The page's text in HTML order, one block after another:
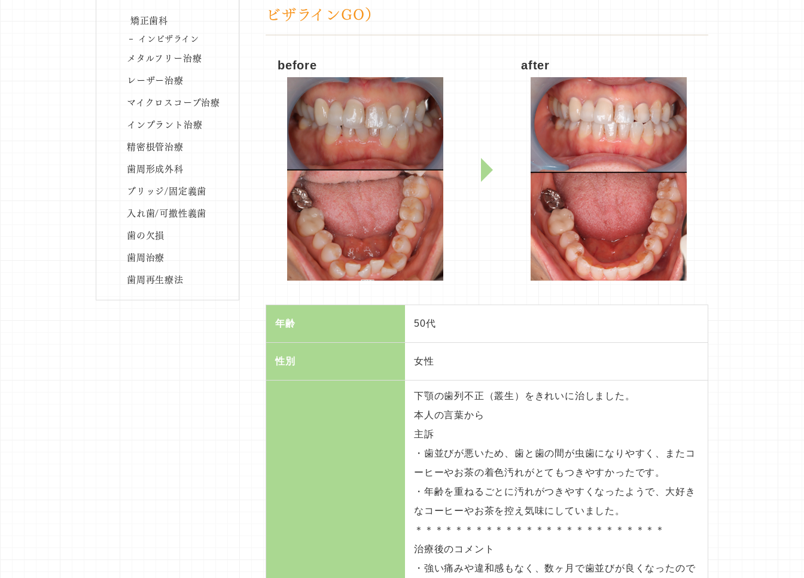
矯正歯科
インビザライン
メタルフリー治療
レーザー治療
マイクロスコープ治療
インプラント治療
精密根管治療
歯周形成外科
ブリッジ/固定義歯
入れ歯/可撤性義歯
歯の欠損
歯周治療
歯周再生療法
ビザラインGO）
before after
年齢 50代
性別 女性
下顎の歯列不正（叢生）をきれいに治しました。
本人の言葉から
主訴
・歯並びが悪いため、歯と歯の間が虫歯になりやすく、またコ
ーヒーやお茶の着色汚れがとてもつきやすかったです。
・年齢を重ねるごとに汚れがつきやすくなったようで、大好き
なコーヒーやお茶を控え気味にしていました。
＊＊＊＊＊＊＊＊＊＊＊＊＊＊＊＊＊＊＊＊＊＊＊＊＊
治療後のコメント
・強い痛みや違和感もなく、数ヶ月で歯並びが良くなったので